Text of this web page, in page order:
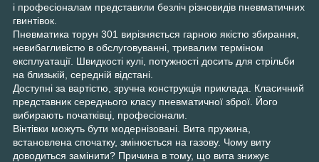
і професіоналам представили безліч різновидів пневматичних
гвинтівок.
Пневматика торун 301 вирізняється гарною якістю збирання,
невибагливістю в обслуговуванні, тривалим терміном
експлуатації. Швидкості кулі, потужності досить для стрільби
на близькій, середній відстані.
Доступні за вартістю, зручна конструкція приклада. Класичний
представник середнього класу пневматичної зброї. Його
вибирають початківці, професіонали.
Вінтівки можуть бути модернізовані. Вита пружина,
встановлена спочатку, змінюється на газову. Чому виту
доводиться замінити? Причина в тому, що вита знижує